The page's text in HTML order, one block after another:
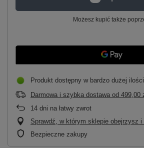
Możesz kupić także
Produkt dostępny w bardzo dużej ilości
Darmowa i szybka dostawa od 499,00
14 dni na łatwy zwrot
Sprawdź, w którym sklepie obejrzysz i
Bezpieczne zakupy